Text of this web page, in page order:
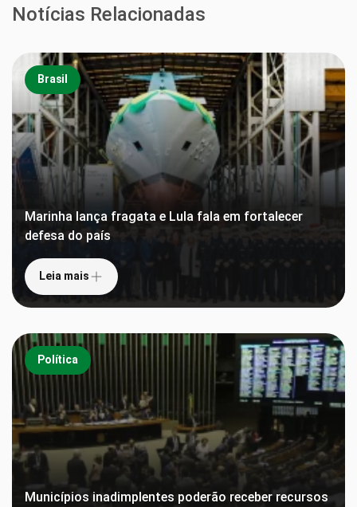
Notícias Relacionadas
Brasil
Marinha lança fragata e Lula fala em fortalecer
defesa do país
Leia mais
Política
Municípios inadimplentes poderão receber recursos